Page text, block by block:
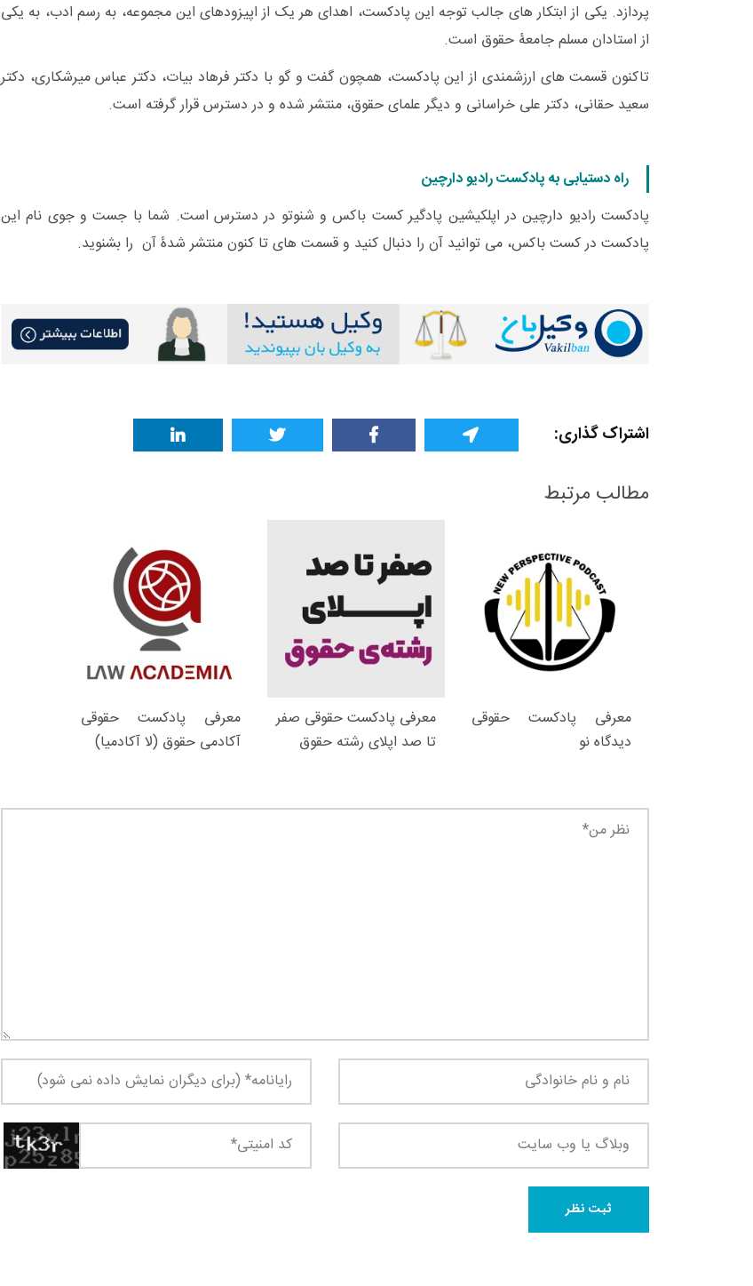
پردازد. یکی از ابتکار های جالب توجه این پادکست، اهدای هر یک از اپیزودهای این مجموعه، به رسم ادب، به یکی
از استادان مسلم جامعۀ حقوق است.
تاکنون قسمت های ارزشمندی از این پادکست، همچون گفت و گو با دکتر فرهاد بیات، دکتر عباس میرشکاری، دکتر
سعید حقانی، دکتر علی خراسانی و دیگر علمای حقوق، منتشر شده و در دسترس قرار گرفته است.
راه دستیابی به پادکست رادیو دارچین
پادکست رادیو دارچین در اپلکیشین پادگیر کست باکس و شنوتو در دسترس است. شما با جست و جوی نام این
پادکست در کست باکس، می توانید آن را دنبال کنید و قسمت های تا کنون منتشر شدۀ آن را بشنوید.
اشتراک گذاری:
مطالب مرتبط
معرفی پادکست حقوقی
دیدگاه نو
معرفی پادکست حقوقی صفر
تا صد اپلای رشته حقوق
معرفی پادکست حقوقی
آکادمی حقوق (لا آکادمیا)
0
54
رویداد
0
1+
حقوق و هنر
+
معرفی کتاب های حقوقی
1+
گفت و گو